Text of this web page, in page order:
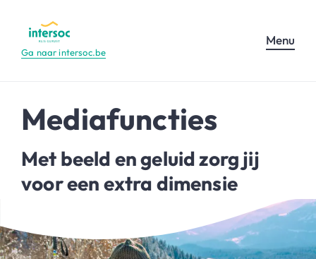
Ga naar intersoc.be
Menu
Mediafuncties
Met beeld en geluid zorg jij
voor een extra dimensie